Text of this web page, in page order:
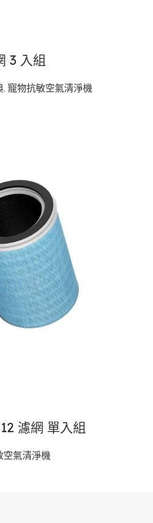
3 入組
, 寵物抗敏空氣清淨機
濾網 單入組
空氣清淨機